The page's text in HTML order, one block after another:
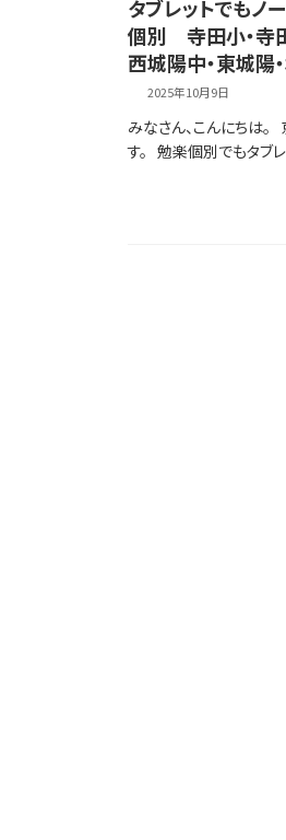
タブレットでも
個別 寺田小・寺田
西城陽中・東城陽
2025年10月9日
みなさん、こんにちは
す。 勉楽個別でもタブ